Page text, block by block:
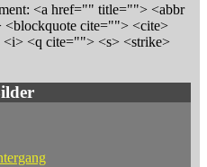
<a href="" title=""> <abbr
cite=""> <cite>
<i> <q cite=""> <s> <strike>